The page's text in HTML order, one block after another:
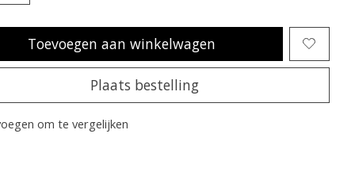
Toevoegen aan winkelwagen
Plaats bestelling
om te vergelijken